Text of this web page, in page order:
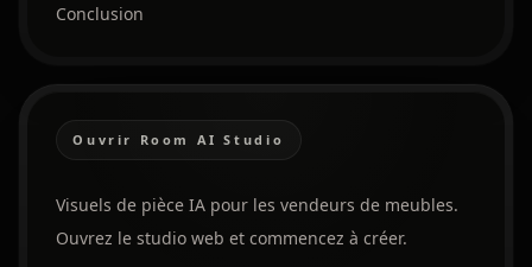
Conclusion
Ouvrir Room AI Studio
Visuels de pièce IA pour les vendeurs de meubles.
Ouvrez le studio web et commencez à créer.